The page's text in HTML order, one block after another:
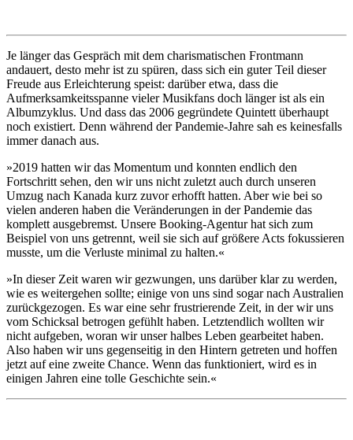
Je länger das Gespräch mit dem charismatischen Frontmann
andauert, desto mehr ist zu spüren, dass sich ein guter Teil dieser
Freude aus Erleichterung speist: darüber etwa, dass die
Aufmerksamkeitsspanne vieler Musikfans doch länger ist als ein
Albumzyklus. Und dass das 2006 gegründete Quintett überhaupt
noch existiert. Denn während der Pandemie-Jahre sah es keinesfalls
immer danach aus.
»2019 hatten wir das Momentum und konnten endlich den
Fortschritt sehen, den wir uns nicht zuletzt auch durch unseren
Umzug nach Kanada kurz zuvor erhofft hatten. Aber wie bei so
vielen anderen haben die Veränderungen in der Pandemie das
komplett ausgebremst. Unsere Booking-Agentur hat sich zum
Beispiel von uns getrennt, weil sie sich auf größere Acts fokussieren
musste, um die Verluste minimal zu halten.«
»In dieser Zeit waren wir gezwungen, uns darüber klar zu werden,
wie es weitergehen sollte; einige von uns sind sogar nach Australien
zurückgezogen. Es war eine sehr frustrierende Zeit, in der wir uns
vom Schicksal betrogen gefühlt haben. Letztendlich wollten wir
nicht aufgeben, woran wir unser halbes Leben gearbeitet haben.
Also haben wir uns gegenseitig in den Hintern getreten und hoffen
jetzt auf eine zweite Chance. Wenn das funktioniert, wird es in
einigen Jahren eine tolle Geschichte sein.«